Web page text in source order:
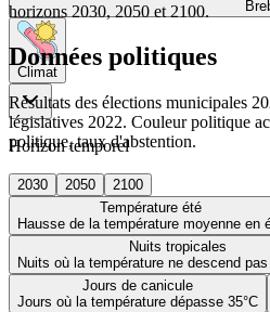
Climat
Horizon temporel
2030 2050
2100
Température été
Hausse de la température moyenne en
Nuits tropicales
Nuits où la température ne descend
Jours de canicule
Jours où la température dépasse 35°C
horizons 2030, 2050 et 2100.
Données politiques
Résultats des élections municipales
législatives 2022. Couleur politique
politique, taux d'abstention.